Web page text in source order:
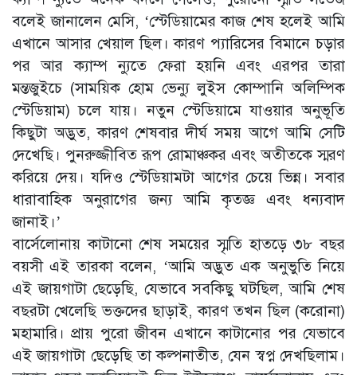
বলেই জানালেন মেসি, ‘স্টেডিয়ামের কাজ শেষ হলেই আমি
এখানে আসার খেয়াল ছিল। কারণ প্যারিসের বিমানে চড়ার
পর আর ক্যাম্প ন্যুতে ফেরা হয়নি এবং এরপর তারা
মন্তজুইচে (সাময়িক হোম ভেন্যু লুইস কোম্পানি অলিম্পিক
স্টেডিয়াম) চলে যায়। নতুন স্টেডিয়ামে যাওয়ার অনুভূতি
কিছুটা অদ্ভুত, কারণ শেষবার দীর্ঘ সময় আগে আমি সেটি
দেখেছি। পুনরুজ্জীবিত রূপ রোমাঞ্চকর এবং অতীতকে স্মরণ
করিয়ে দেয়। যদিও স্টেডিয়ামটা আগের চেয়ে ভিন্ন। সবার
ধারাবাহিক অনুরাগের জন্য আমি কৃতজ্ঞ এবং ধন্যবাদ
জানাই।’
বার্সেলোনায় কাটানো শেষ সময়ের স্মৃতি হাতড়ে ৩৮ বছর
বয়সী এই তারকা বলেন, ‘আমি অদ্ভুত এক অনুভুতি নিয়ে
এই জায়গাটা ছেড়েছি, যেভাবে সবকিছু ঘটছিল, আমি শেষ
বছরটা খেলেছি ভক্তদের ছাড়াই, কারণ তখন ছিল (করোনা)
মহামারি। প্রায় পুরো জীবন এখানে কাটানোর পর যেভাবে
এই জায়গাটা ছেড়েছি তা কল্পনাতীত, যেন স্বপ্ন দেখছিলাম।